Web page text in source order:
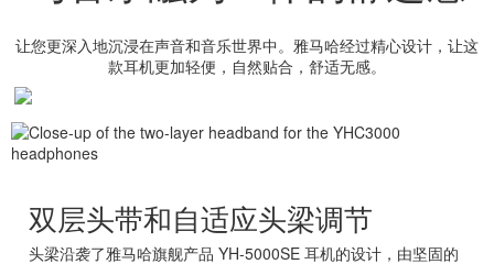
让您更深入地沉浸在声音和音乐世界中。雅马哈经过精心设计，让这
款耳机更加轻便，自然贴合，舒适无感。
双层头带和自适应头梁调节
头梁沿袭了雅马哈旗舰产品 YH-5000SE 耳机的设计，由坚固的